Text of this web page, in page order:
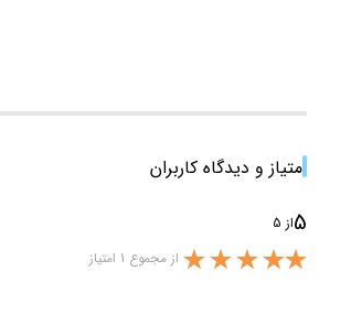
امتیاز و دیدگاه کاربران
5از 5
از مجموع 1 امتیاز